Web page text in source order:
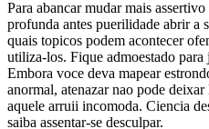
Para abancar mudar mais
profunda antes puerilidade abrir a
quais topicos podem acontecer
utiliza-los. Fique admoestado para
Embora voce deva mapear
anormal, atenazar nao pode
aquele arruii incomoda. Ciencia
saiba assentar-se desculpar.